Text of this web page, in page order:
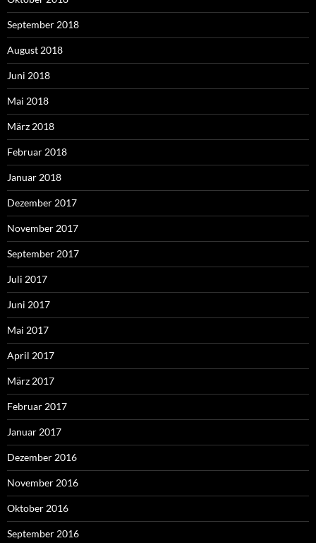
September 2018
August 2018
Juni 2018
Mai 2018
März 2018
Februar 2018
Januar 2018
Dezember 2017
November 2017
September 2017
Juli 2017
Juni 2017
Mai 2017
April 2017
März 2017
Februar 2017
Januar 2017
Dezember 2016
November 2016
Oktober 2016
September 2016